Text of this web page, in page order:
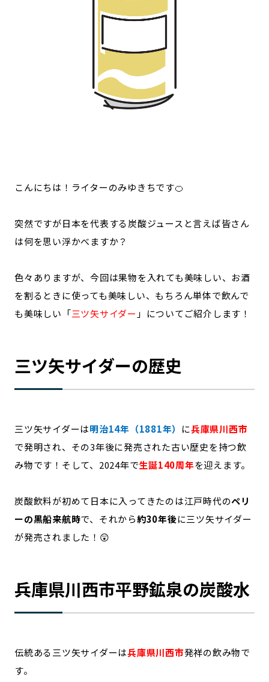
選出企業特別対談
飲食店
ニッポンの百選大全集
こんにちは！ライターのみゆきちです🍊
突然ですが日本を代表する炭酸ジュースと言えば皆さん
は何を思い浮かべますか？
色々ありますが、今回は果物を入れても美味しい、お酒
を割るときに使っても美味しい、もちろん単体で飲んで
も美味しい「三ツ矢サイダー 」についてご紹介します！
三ツ矢サイダーの歴史
三ツ矢サイダーは明治14年（1881年） に兵庫県川西市
で発明され、その3年後に発売された古い歴史を持つ飲
み物です！そして、2024年で生誕140周年を迎えます。
炭酸飲料が初めて日本に入ってきたのは江戸時代のペリ
ーの黒船来航時で、それから約30年後に三ツ矢サイダー
が発売されました！😲
兵庫県川西市平野鉱泉の炭酸水
伝統ある三ツ矢サイダーは兵庫県川西市発祥の飲み物で
す。